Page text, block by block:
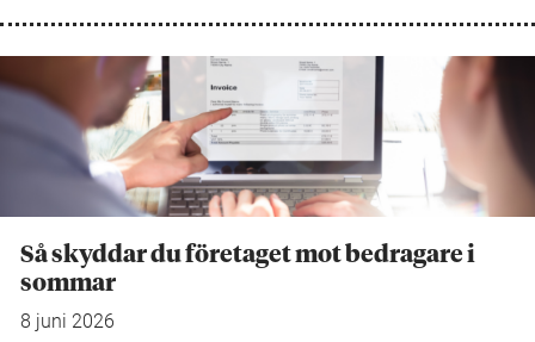
Så skyddar du företaget mot bedragare i
sommar
8 juni 2026